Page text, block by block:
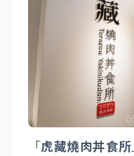
「虎藏燒肉丼食所